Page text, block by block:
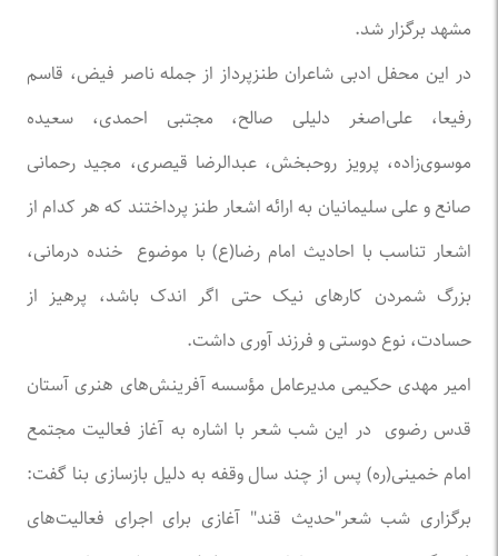
مشهد برگزار شد.
در این محفل ادبی شاعران طنزپرداز از جمله ناصر فیض، قاسم
رفیعا، علی‌اصغر دلیلی صالح، مجتبی احمدی، سعیده
موسوی‌زاده، پرویز روحبخش، عبدالرضا قیصری، مجید رحمانی
صانع و علی سلیمانیان به ارائه اشعار طنز پرداختند که هر کدام از
اشعار تناسب با احادیث امام رضا(ع) با موضوع خنده درمانی،
بزرگ شمردن کارهای نیک حتی اگر اندک باشد، پرهیز از
حسادت، نوع دوستی و فرزند آوری داشت.
امیر مهدی حکیمی مدیرعامل مؤسسه آفرینش‌های هنری آستان
قدس رضوی در این شب شعر با اشاره به آغاز فعالیت مجتمع
امام خمینی(ره) پس از چند سال وقفه به دلیل بازسازی بنا گفت:
برگزاری شب شعر"حدیث قند" آغازی برای اجرای فعالیت‌های